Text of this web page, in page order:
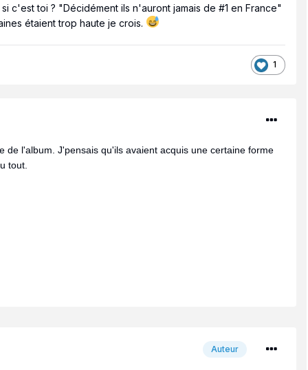
c'est toi ? "Décidément ils n'auront jamais de #1 en France"
étaient trop haute je crois.
1
l'album. J'pensais qu'ils avaient acquis une certaine forme
tout.
Auteur